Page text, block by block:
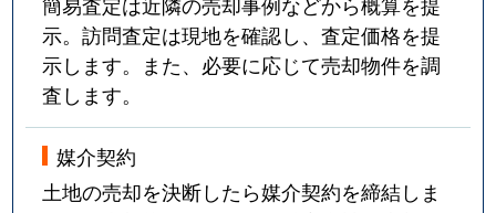
示。訪問査定は現地を確認し、査定価格を提
示します。また、必要に応じて売却物件を調
査します。
媒介契約
土地の売却を決断したら媒介契約を締結しま